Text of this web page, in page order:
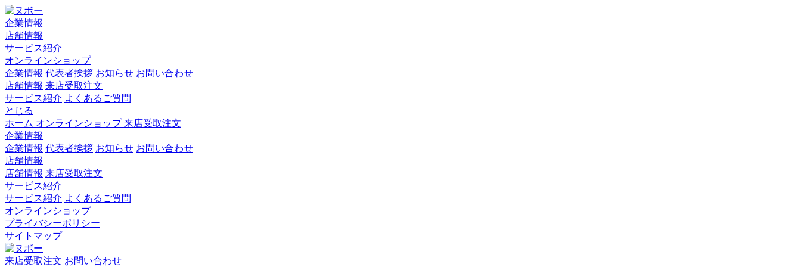
企業情報
店舗情報
サービス紹介
オンラインショップ
企業情報 代表者挨拶 お知らせ お問い合わせ
店舗情報 来店受取注文
サービス紹介 よくあるご質問
とじる
ホーム オンラインショップ来店受取注文
企業情報
企業情報 代表者挨拶 お知らせ お問い合わせ
店舗情報
店舗情報 来店受取注文
サービス紹介
サービス紹介 よくあるご質問
オンラインショップ
プライバシーポリシー
サイトマップ
来店受取注文 お問い合わせ